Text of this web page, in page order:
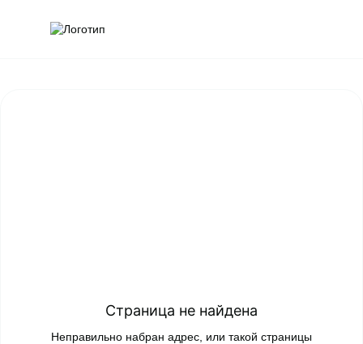
Страница не найдена
Неправильно набран адрес, или такой страницы